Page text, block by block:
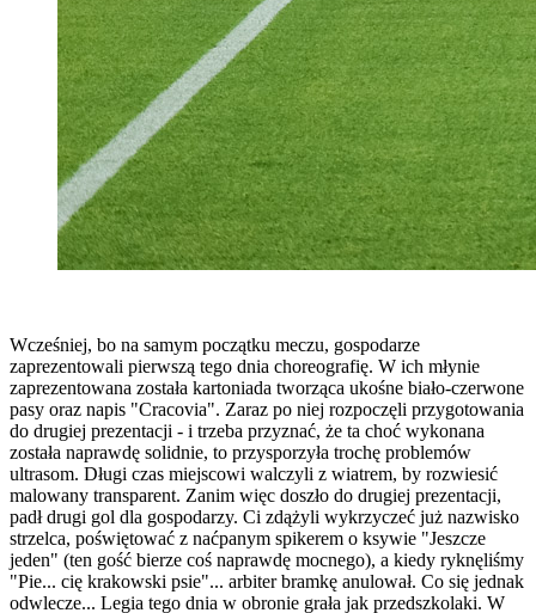
Wcześniej, bo na samym początku meczu, gospodarze
zaprezentowali pierwszą tego dnia choreografię. W ich młynie
zaprezentowana została kartoniada tworząca ukośne biało-czerwone
pasy oraz napis "Cracovia". Zaraz po niej rozpoczęli przygotowania
do drugiej prezentacji - i trzeba przyznać, że ta choć wykonana
została naprawdę solidnie, to przysporzyła trochę problemów
ultrasom. Długi czas miejscowi walczyli z wiatrem, by rozwiesić
malowany transparent. Zanim więc doszło do drugiej prezentacji,
padł drugi gol dla gospodarzy. Ci zdążyli wykrzyczeć już nazwisko
strzelca, poświętować z naćpanym spikerem o ksywie "Jeszcze
jeden" (ten gość bierze coś naprawdę mocnego), a kiedy ryknęliśmy
"Pie... cię krakowski psie"... arbiter bramkę anulował. Co się jednak
odwlecze... Legia tego dnia w obronie grała jak przedszkolaki. W